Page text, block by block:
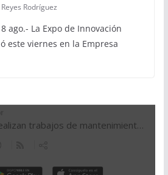
Reyes Rodríguez
ago.- La Expo de Innovación
este viernes en la Empresa